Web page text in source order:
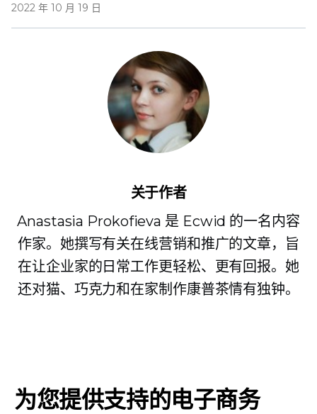
2022 年 10 月 19 日
关于作者
Anastasia Prokofieva 是 Ecwid 的一名内容
作家。她撰写有关在线营销和推广的文章，旨
在让企业家的日常工作更轻松、更有回报。她
还对猫、巧克力和在家制作康普茶情有独钟。
为您提供支持的电子商务